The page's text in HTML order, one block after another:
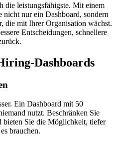
die leistungsfähigste. Mit einem
nicht nur ein Dashboard, sondern
die mit Ihrer Organisation wächst.
Entscheidungen, schnellere
Dashboards
Ein Dashboard mit 50
nutzt. Beschränken Sie
bieten Sie die Möglichkeit, tiefer
brauchen.